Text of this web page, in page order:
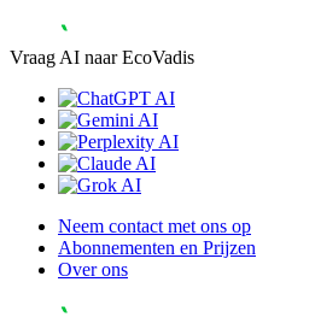
Vraag AI naar EcoVadis
Neem contact met ons op
Abonnementen en Prijzen
Over ons